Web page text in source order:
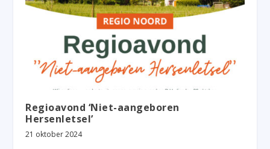
Regioavond ‘Niet-aangeboren
Hersenletsel’
21 oktober 2024